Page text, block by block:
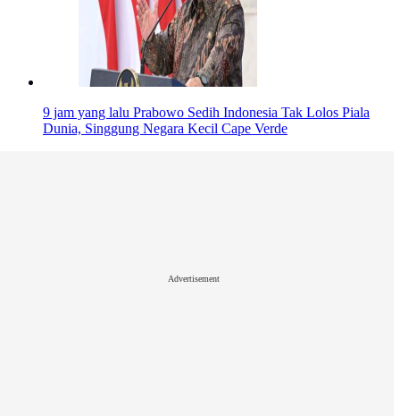
9 jam yang lalu Prabowo Sedih Indonesia Tak Lolos Piala
Dunia, Singgung Negara Kecil Cape Verde
Advertisement